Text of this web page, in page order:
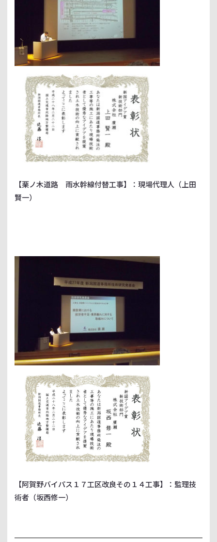
【栗ノ木道路 雨水幹線付替工事】：現場代理人（上田
賢一）
【阿賀野バイパス１７工区改良その１４工事】：監理技
術者（坂西修一）